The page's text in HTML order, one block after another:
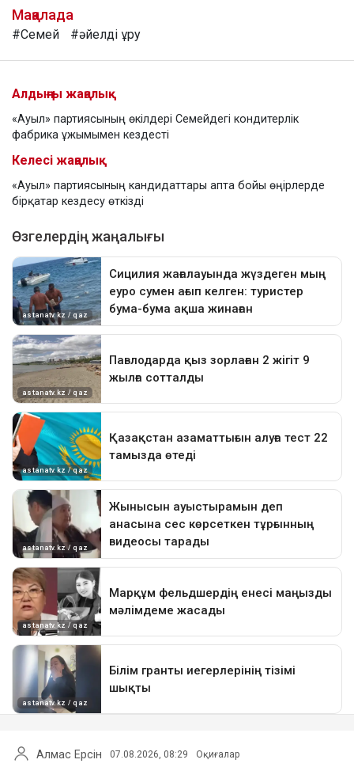
Мақалада
#Семей #әйелді ұру
Алдыңғы жаңалық
«Ауыл» партиясының өкілдері Семейдегі кондитерлік
фабрика ұжымымен кездесті
Келесі жаңалық
«Ауыл» партиясының кандидаттары апта бойы өңірлерде
бірқатар кездесу өткізді
Алмас Ерсін 07.08.2026, 08:29 Оқиғалар